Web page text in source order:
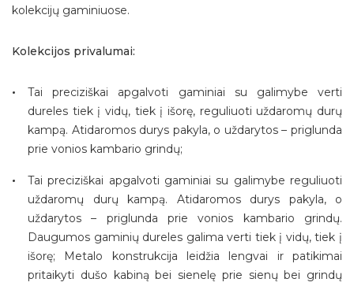
kolekcijų gaminiuose.
Kolekcijos privalumai:
Tai preciziškai apgalvoti gaminiai su galimybe verti
dureles tiek į vidų, tiek į išorę, reguliuoti uždaromų durų
kampą. Atidaromos durys pakyla, o uždarytos – priglunda
prie vonios kambario grindų;
Tai preciziškai apgalvoti gaminiai su galimybe reguliuoti
uždaromų durų kampą. Atidaromos durys pakyla, o
uždarytos – priglunda prie vonios kambario grindų.
Daugumos gaminių dureles galima verti tiek į vidų, tiek į
išorę; Metalo konstrukcija leidžia lengvai ir patikimai
pritaikyti dušo kabiną bei sienelę prie sienų bei grindų